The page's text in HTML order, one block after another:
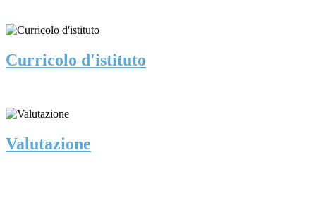
Curricolo d'istituto
Valutazione